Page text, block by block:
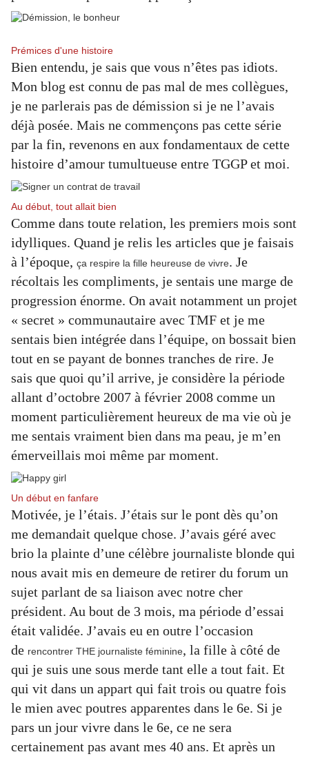
Prémices d'une histoire
Bien entendu, je sais que vous n’êtes pas idiots.
Mon blog est connu de pas mal de mes collègues,
je ne parlerais pas de démission si je ne l’avais
déjà posée. Mais ne commençons pas cette série
par la fin, revenons en aux fondamentaux de cette
histoire d’amour tumultueuse entre TGGP et moi.
Au début, tout allait bien
Comme dans toute relation, les premiers mois sont
idylliques. Quand je relis les articles que je faisais
à l’époque, ça respire la fille heureuse de vivre. Je
récoltais les compliments, je sentais une marge de
progression énorme. On avait notamment un projet
« secret » communautaire avec TMF et je me
sentais bien intégrée dans l’équipe, on bossait bien
tout en se payant de bonnes tranches de rire. Je
sais que quoi qu’il arrive, je considère la période
allant d’octobre 2007 à février 2008 comme un
moment particulièrement heureux de ma vie où je
me sentais vraiment bien dans ma peau, je m’en
émerveillais moi même par moment.
Un début en fanfare
Motivée, je l’étais. J’étais sur le pont dès qu’on
me demandait quelque chose. J’avais géré avec
brio la plainte d’une célèbre journaliste blonde qui
nous avait mis en demeure de retirer du forum un
sujet parlant de sa liaison avec notre cher
président. Au bout de 3 mois, ma période d’essai
était validée. J’avais eu en outre l’occasion
de rencontrer THE journaliste féminine, la fille à côté de
qui je suis une sous merde tant elle a tout fait. Et
qui vit dans un appart qui fait trois ou quatre fois
le mien avec poutres apparentes dans le 6e. Si je
pars un jour vivre dans le 6e, ce ne sera
certainement pas avant mes 40 ans. Et après un